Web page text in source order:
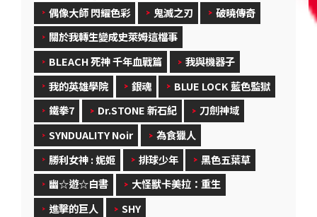
偶像大師 閃耀色彩
鬼滅之刃
破曉傳奇
關於我轉生變成史萊姆這檔事
BLEACH 死神 千年血戰篇
我與機器子
我的英雄學院
銀魂
BLUE LOCK 藍色監獄
鐵拳7
Dr.STONE 新石紀
刀劍神域
SYNDUALITY Noir
為食獵人
勝利女神 : 妮姬
排球少年
黑色五葉草
幽☆遊☆白書
大怪獸卡美拉：重生
進擊的巨人
SHY